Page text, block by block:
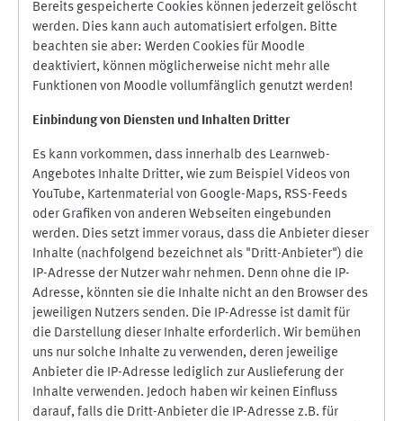
Bereits gespeicherte Cookies können jederzeit gelöscht
werden. Dies kann auch automatisiert erfolgen. Bitte
beachten sie aber: Werden Cookies für Moodle
deaktiviert, können möglicherweise nicht mehr alle
Funktionen von Moodle vollumfänglich genutzt werden!
Einbindung von Diensten und Inhalten Dritter
Es kann vorkommen, dass innerhalb des Learnweb-
Angebotes Inhalte Dritter, wie zum Beispiel Videos von
YouTube, Kartenmaterial von Google-Maps, RSS-Feeds
oder Grafiken von anderen Webseiten eingebunden
werden. Dies setzt immer voraus, dass die Anbieter dieser
Inhalte (nachfolgend bezeichnet als "Dritt-Anbieter") die
IP-Adresse der Nutzer wahr nehmen. Denn ohne die IP-
Adresse, könnten sie die Inhalte nicht an den Browser des
jeweiligen Nutzers senden. Die IP-Adresse ist damit für
die Darstellung dieser Inhalte erforderlich. Wir bemühen
uns nur solche Inhalte zu verwenden, deren jeweilige
Anbieter die IP-Adresse lediglich zur Auslieferung der
Inhalte verwenden. Jedoch haben wir keinen Einfluss
darauf, falls die Dritt-Anbieter die IP-Adresse z.B. für